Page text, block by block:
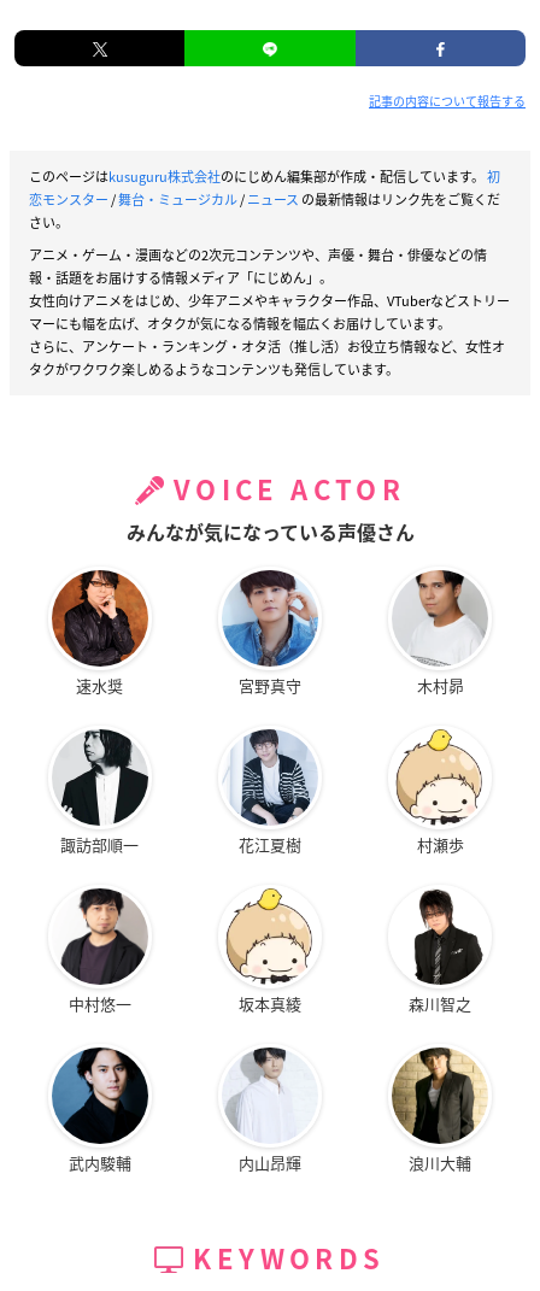
記事の内容について報告する
このページはkusuguru株式会社のにじめん編集部が作成・配信しています。 初
恋モンスター/舞台・ミュージカル/ニュース の最新情報はリンク先をご覧くだ
さい。
アニメ・ゲーム・漫画などの2次元コンテンツや、声優・舞台・俳優などの情
報・話題をお届けする情報メディア「にじめん」。
女性向けアニメをはじめ、少年アニメやキャラクター作品、VTuberなどストリー
マーにも幅を広げ、オタクが気になる情報を幅広くお届けしています。
さらに、アンケート・ランキング・オタ活（推し活）お役立ち情報など、女性オ
タクがワクワク楽しめるようなコンテンツも発信しています。
VOICE ACTOR
みんなが気になっている声優さん
速水奨 宮野真守 木村昴
諏訪部順一 花江夏樹 村瀬歩
中村悠一 坂本真綾 森川智之
武内駿輔 内山昂輝 浪川大輔
KEYWORDS